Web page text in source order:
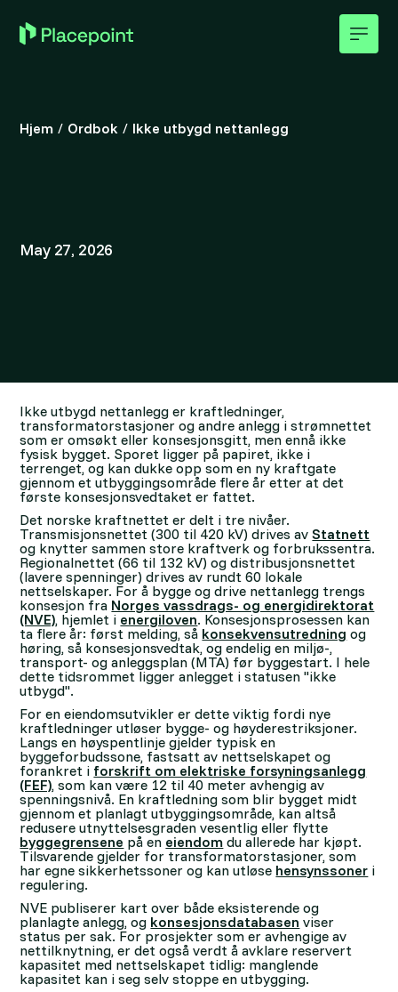
Hjem / Ordbok / Ikke utbygd nettanlegg
May 27, 2026
Ikke utbygd nettanlegg er kraftledninger,
transformatorstasjoner og andre anlegg i strømnettet
som er omsøkt eller konsesjonsgitt, men ennå ikke
fysisk bygget. Sporet ligger på papiret, ikke i
terrenget, og kan dukke opp som en ny kraftgate
gjennom et utbyggingsområde flere år etter at det
første konsesjonsvedtaket er fattet.
Det norske kraftnettet er delt i tre nivåer.
Transmisjonsnettet (300 til 420 kV) drives avStatnett
og knytter sammen store kraftverk og forbrukssentra.
Regionalnettet (66 til 132 kV) og distribusjonsnettet
(lavere spenninger) drives av rundt 60 lokale
nettselskaper. For å bygge og drive nettanlegg trengs
konsesjon fra Norges vassdrags- og energidirektorat
(NVE), hjemlet i energiloven. Konsesjonsprosessen kan
ta flere år: først melding, så konsekvensutredning og
høring, så konsesjonsvedtak, og endelig en miljø-,
transport- og anleggsplan (MTA) før byggestart. I hele
dette tidsrommet ligger anlegget i statusen "ikke
utbygd".
For en eiendomsutvikler er dette viktig fordi nye
kraftledninger utløser bygge- og høyderestriksjoner.
Langs en høyspentlinje gjelder typisk en
byggeforbudssone, fastsatt av nettselskapet og
forankret i forskrift om elektriske forsyningsanlegg
(FEF), som kan være 12 til 40 meter avhengig av
spenningsnivå. En kraftledning som blir bygget midt
gjennom et planlagt utbyggingsområde, kan altså
redusere utnyttelsesgraden vesentlig eller flytte
byggegrensene på en eiendom du allerede har kjøpt.
Tilsvarende gjelder for transformatorstasjoner, som
har egne sikkerhetssoner og kan utløse hensynssoner i
regulering.
NVE publiserer kart over både eksisterende og
planlagte anlegg, og konsesjonsdatabasen viser
status per sak. For prosjekter som er avhengige av
nettilknytning, er det også verdt å avklare reservert
kapasitet med nettselskapet tidlig: manglende
kapasitet kan i seg selv stoppe en utbygging.